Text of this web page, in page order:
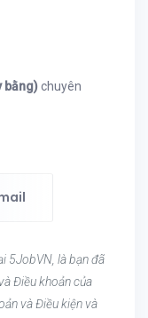
bằng)chuyên
5JobVN, là bạn đã
Điều khoản của
và Điều kiện và